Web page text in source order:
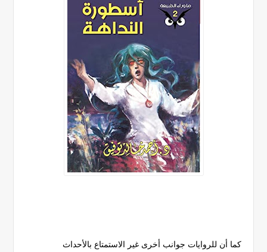
كما أن للروايات جوانب أخرى غير الاستمتاع بالأحداث